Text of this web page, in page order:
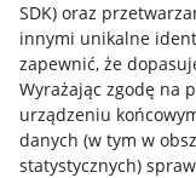
SDK) oraz
innymi unikalne
zapewnić, że
Wyrażając zgodę na
urządzeniu
danych (w tym w
statystycznych)